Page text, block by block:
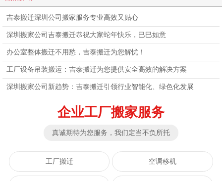
吉泰搬迁深圳公司搬家服务专业高效又贴心
深圳搬家公司吉泰搬迁恭祝大家蛇年快乐，巳巳如意
办公室整体搬迁不用愁，吉泰搬迁为您解忧！
工厂设备吊装搬运：吉泰搬迁为您提供安全高效的解决方案
深圳搬家公司新趋势：吉泰搬迁引领行业智能化、绿色化发展
企业工厂搬家服务
真诚期待为您服务，我们定当不负所托
工厂搬迁 空调移机